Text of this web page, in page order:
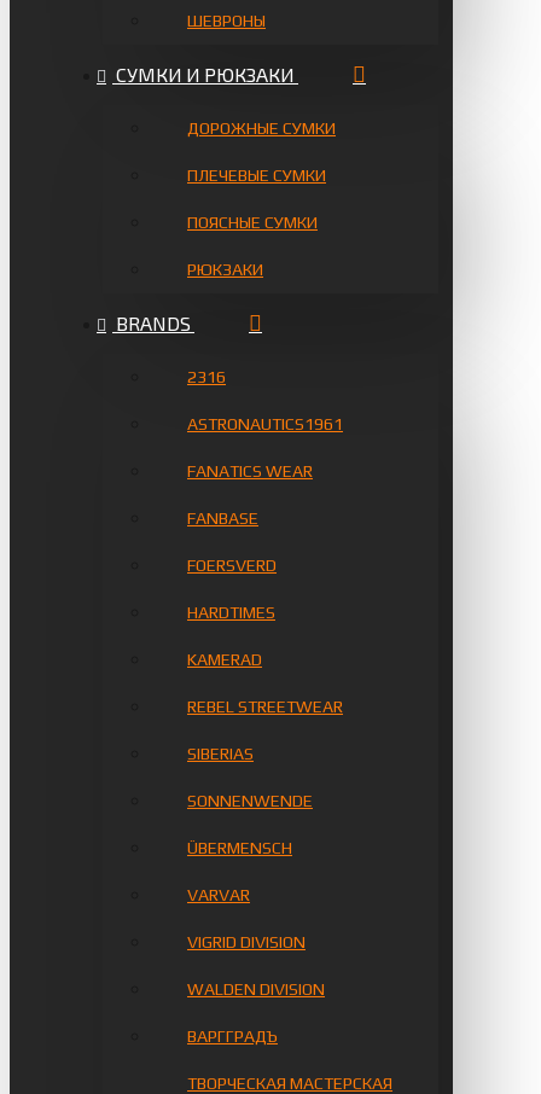
ШЕВРОНЫ
СУМКИ И РЮКЗАКИ
ДОРОЖНЫЕ СУМКИ
ПЛЕЧЕВЫЕ СУМКИ
ПОЯСНЫЕ СУМКИ
РЮКЗАКИ
BRANDS
2316
ASTRONAUTICS1961
FANATICS WEAR
FANBASE
FOERSVERD
HARDTIMES
KAMERAD
REBEL STREETWEAR
SIBERIAS
SONNENWENDE
ÜBERMENSCH
VARVAR
VIGRID DIVISION
WALDEN DIVISION
ВАРГГРАДЪ
ТВОРЧЕСКАЯ МАСТЕРСКАЯ